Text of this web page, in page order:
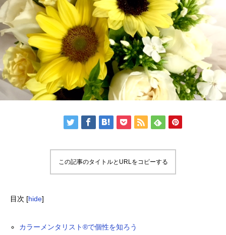
この記事のタイトルとURLをコピーする
目次 [hide]
カラーメンタリスト®で個性を知ろう